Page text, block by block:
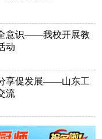
意识——我校开展教
动
享促发展——山东工
流